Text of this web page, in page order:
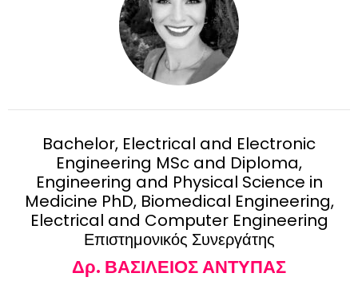
Bachelor, Electrical and Electronic
Engineering MSc and Diploma,
Engineering and Physical Science in
Medicine PhD, Biomedical Engineering,
Electrical and Computer Engineering
Επιστημονικός Συνεργάτης
Δρ. ΒΑΣΙΛΕΙΟΣ ΑΝΤΥΠΑΣ